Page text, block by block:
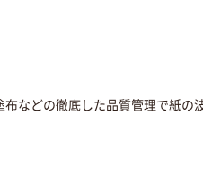
などの徹底した品質管理で紙の